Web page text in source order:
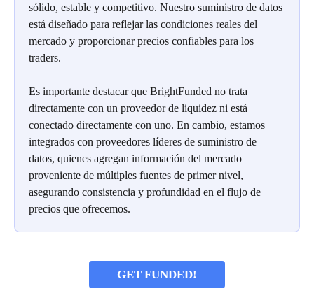
sólido, estable y competitivo. Nuestro suministro de datos
está diseñado para reflejar las condiciones reales del
mercado y proporcionar precios confiables para los
traders.
Es importante destacar que BrightFunded no trata
directamente con un proveedor de liquidez ni está
conectado directamente con uno. En cambio, estamos
integrados con proveedores líderes de suministro de
datos, quienes agregan información del mercado
proveniente de múltiples fuentes de primer nivel,
asegurando consistencia y profundidad en el flujo de
precios que ofrecemos.
GET FUNDED!